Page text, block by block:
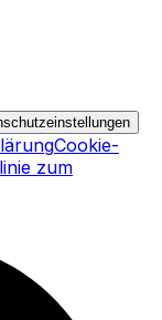
Cookie-
zum